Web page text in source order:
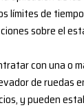
límites de
sobre el
con una o
de ruedas
y pueden